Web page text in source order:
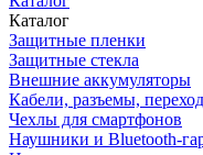
Каталог
Защитные пленки
Защитные стекла
Внешние аккумуляторы
Кабели, разъемы,
Чехлы для смартфонов
Наушники и Bluetooth-